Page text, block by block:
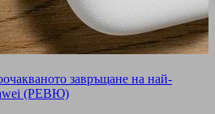
завръщане на най-
(РЕВЮ)